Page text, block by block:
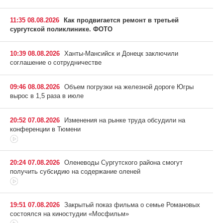
11:35 08.08.2026
Как продвигается ремонт в третьей
сургутской поликлинике. ФОТО
10:39 08.08.2026 Ханты-Мансийск и Донецк заключили
соглашение о сотрудничестве
09:46 08.08.2026 Объем погрузки на железной дороге Югры
вырос в 1,5 раза в июле
20:52 07.08.2026
Изменения на рынке труда обсудили на
конференции в Тюмени
20:24 07.08.2026 Оленеводы Сургутского района смогут
получить субсидию на содержание оленей
19:51 07.08.2026 Закрытый показ фильма о семье Романовых
состоялся на киностудии «Мосфильм»